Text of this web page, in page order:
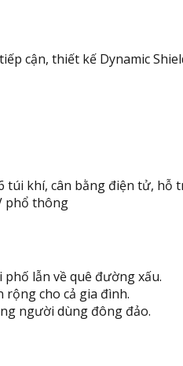
cận, thiết kế Dynamic
túi khí, cân bằng điện tử, hỗ
phổ thông
lẫn về quê đường xấu.
cho cả gia đình.
người dùng đông đảo.